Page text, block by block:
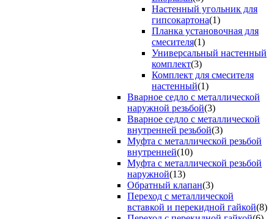
Настенный угольник для
гипсокартона(1)
Планка установочная для
смесителя(1)
Универсальный настенный
комплект(3)
Комплект для смесителя
настенный(1)
Вварное седло с металлической
наружной резьбой(3)
Вварное седло с металлической
внутренней резьбой(3)
Муфта с металлической резьбой
внутренней(10)
Муфта с металлической резьбой
наружной(13)
Обратный клапан(3)
Переход с металлической
вставкой и перекидной гайкой(8)